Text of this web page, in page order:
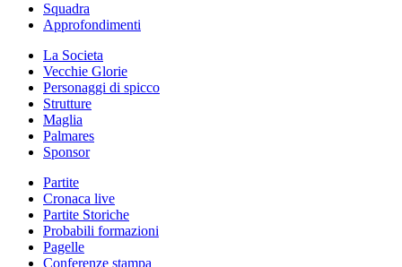
Squadra
Approfondimenti
La Societa
Vecchie Glorie
Personaggi di spicco
Strutture
Maglia
Palmares
Sponsor
Partite
Cronaca live
Partite Storiche
Probabili formazioni
Pagelle
Conferenze stampa